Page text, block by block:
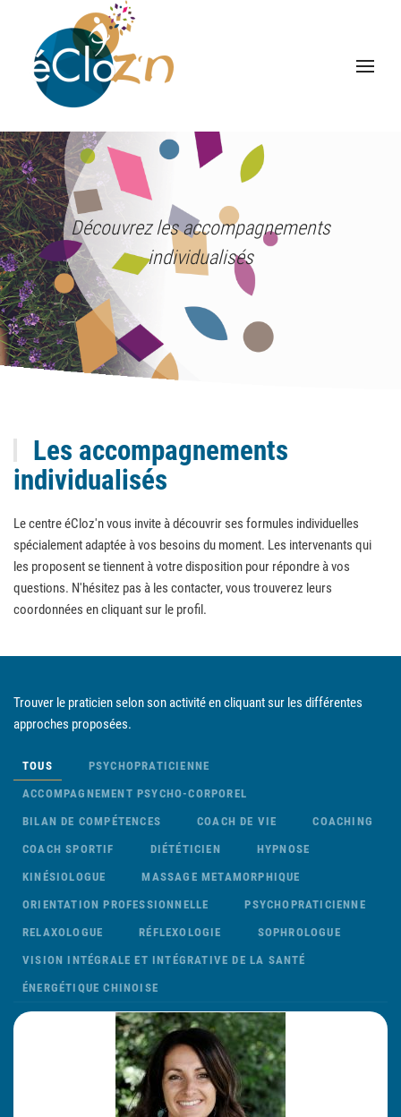
Découvrez les accompagnements
individualisés
Les accompagnements
individualisés
Le centre éCloz'n vous invite à découvrir ses formules individuelles
spécialement adaptée à vos besoins du moment. Les intervenants qui
les proposent se tiennent à votre disposition pour répondre à vos
questions. N'hésitez pas à les contacter, vous trouverez leurs
coordonnées en cliquant sur le profil.
Trouver le praticien selon son activité en cliquant sur les différentes
approches proposées.
TOUS PSYCHOPRATICIENNE
ACCOMPAGNEMENT PSYCHO-CORPOREL
BILAN DE COMPÉTENCES COACH DE VIE COACHING
COACH SPORTIF DIÉTÉTICIEN HYPNOSE
KINÉSIOLOGUE MASSAGE METAMORPHIQUE
ORIENTATION PROFESSIONNELLE PSYCHOPRATICIENNE
RELAXOLOGUE RÉFLEXOLOGIE SOPHROLOGUE
VISION INTÉGRALE ET INTÉGRATIVE DE LA SANTÉ
ÉNERGÉTIQUE CHINOISE